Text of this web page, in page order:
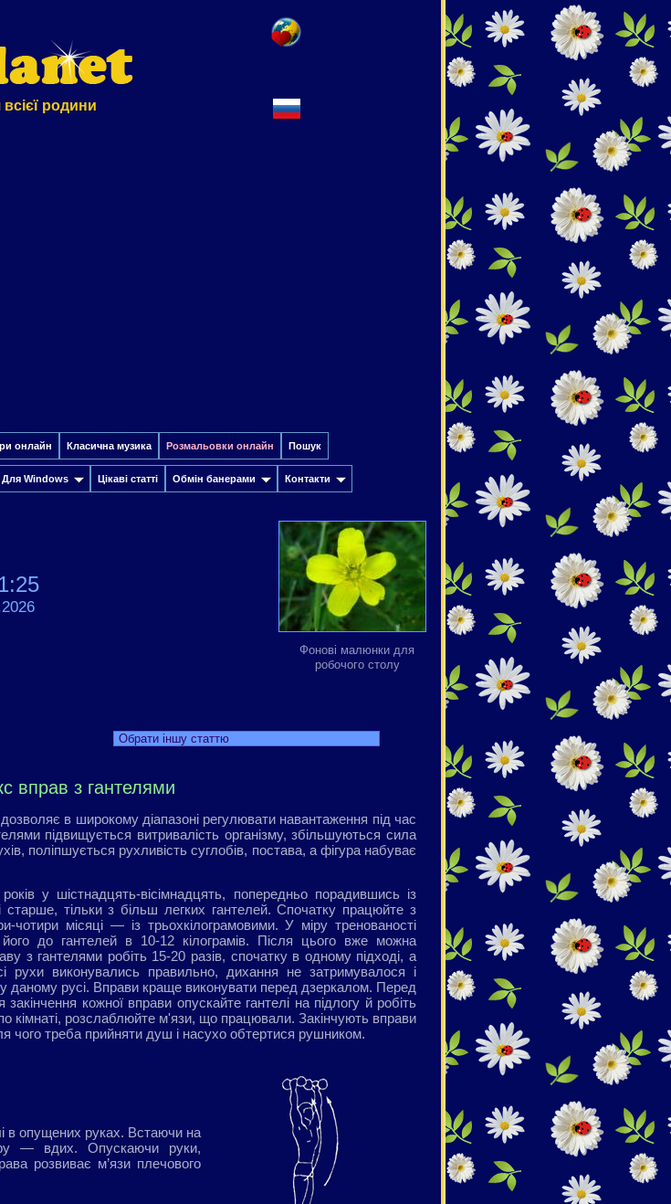
родини
онлайн Класична музика Розмальовки онлайн Пошук
Для Windows Цікаві статті Обмін банерами Контакти
Фонові малюнки для
робочого столу
Обрати іншу статтю
вправ з гантелями
в широкому діапазоні регулювати навантаження під час
підвищується витривалість організму, збільшуються сила
поліпшується рухливість суглобів, постава, а фігура набуває
у шістнадцять-вісімнадцять, попередньо порадившись із
тільки з більш легких гантелей. Спочатку працюйте з
чотири місяці — із трьохкілограмовими. У міру тренованості
до гантелей в 10-12 кілограмів. Після цього вже можна
з гантелями робіть 15-20 разів, спочатку в одному підході, а
виконувались правильно, дихання не затримувалося і
у даному русі. Вправи краще виконувати перед дзеркалом. Перед
кожної вправи опускайте гантелі на підлогу й робіть
кімнаті, розслаблюйте м'язи, що працювали. Закінчують вправи
чого треба прийняти душ і насухо обтертися рушником.
в опущених руках. Встаючи на
— вдих. Опускаючи руки,
розвиває м’язи плечового